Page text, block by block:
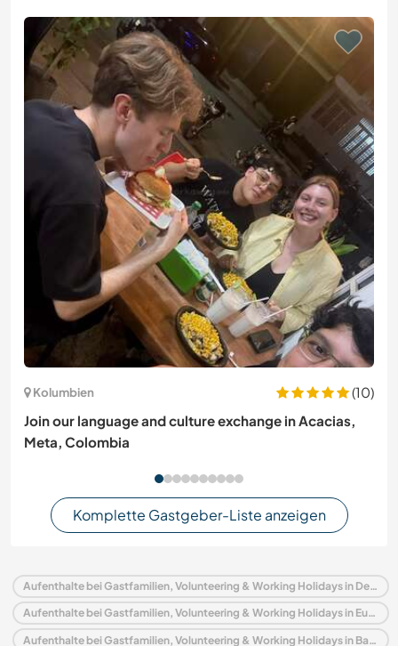
Kolumbien
(10)
Join our language and culture exchange in Acacias,
Meta, Colombia
Komplette Gastgeber-Liste anzeigen
Aufenthalte bei Gastfamilien, Volunteering & Working Holidays in Deutschland
Aufenthalte bei Gastfamilien, Volunteering & Working Holidays in Europa
Aufenthalte bei Gastfamilien, Volunteering & Working Holidays in Baden-Württemberg